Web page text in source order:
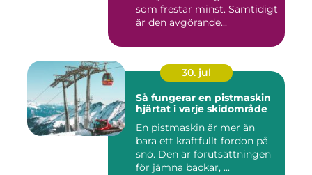
som frestar minst. Samtidigt
är den avgörande...
30. jul
Så fungerar en pistmaskin
hjärtat i varje skidområde
En pistmaskin är mer än
bara ett kraftfullt fordon på
snö. Den är förutsättningen
för jämna backar, ...